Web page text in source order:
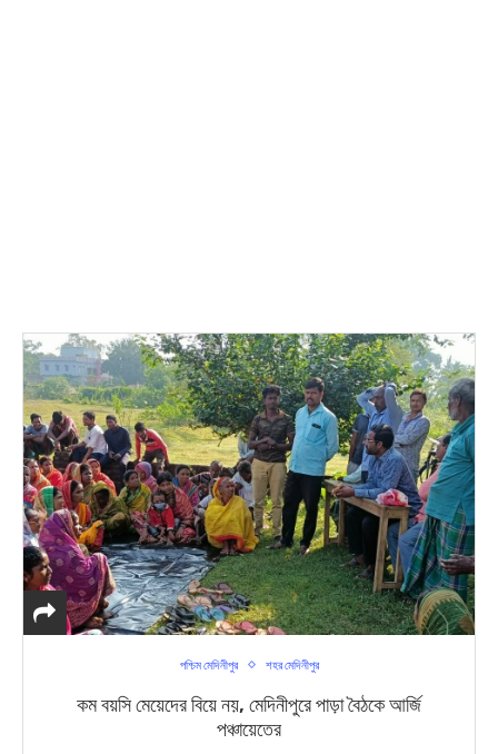
পশ্চিম মেদিনীপুর শহর মেদিনীপুর
কম বয়সি মেয়েদের বিয়ে নয়, মেদিনীপুরে পাড়া বৈঠকে আর্জি
পঞ্চায়েতের